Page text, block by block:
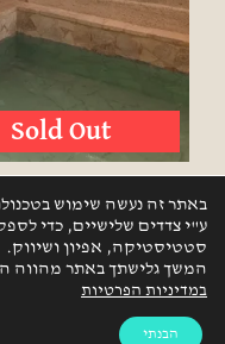
חדר
חדר אבן מקומית
ע"י צדדים שלישיים, כדי
סטטיסטיקה, אפיון ושיווק.
המשך גלישתך באתר מהווה
במדיניות הפרטיות
הבנתי